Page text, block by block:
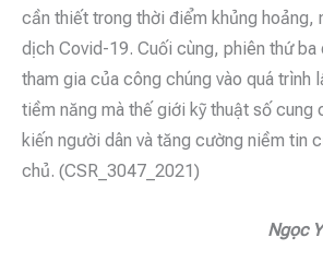
cần thiết trong thời điểm khủng hoảng,
dịch Covid-19. Cuối cùng, phiên thứ ba
tham gia của công chúng vào quá trình
tiềm năng mà thế giới kỹ thuật số cung
kiến người dân và tăng cường niềm tin
chủ. (CSR_3047_2021)
Ngọc